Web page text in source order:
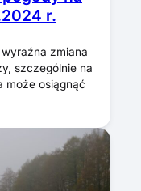
r.
zmiana
szczególnie na
może osiągnąć